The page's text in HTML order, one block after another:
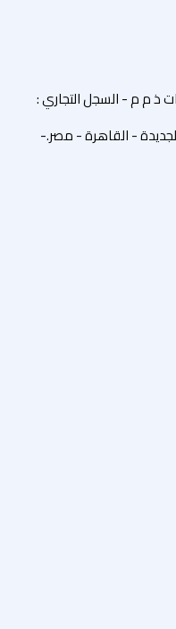
ذ م م - السجل التجاري :
- القاهرة - مصر.-